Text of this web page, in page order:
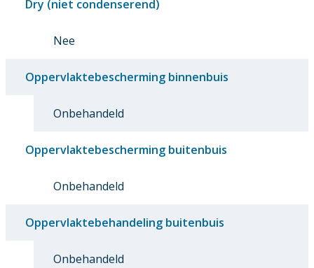
Dry (niet condenserend)
Nee
Oppervlaktebescherming binnenbuis
Onbehandeld
Oppervlaktebescherming buitenbuis
Onbehandeld
Oppervlaktebehandeling buitenbuis
Onbehandeld